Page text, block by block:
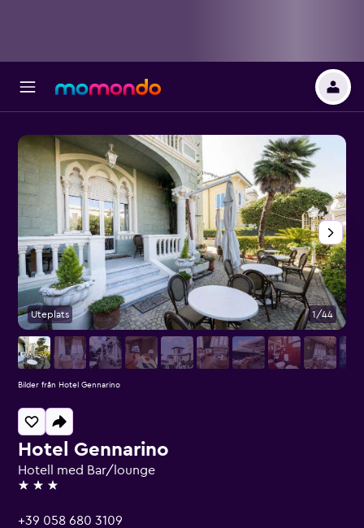
Hotel Gennarino
Hotell med Bar/lounge
3 stjärnor
+39 058 680 3109
Uteplats 1/44
Bilder från Hotel Gennarino